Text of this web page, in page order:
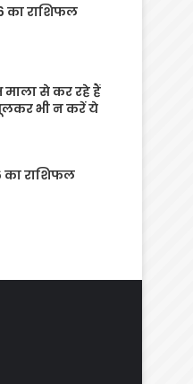
का राशिफल
माला से कर रहे हैं
भी न करें ये
का राशिफल